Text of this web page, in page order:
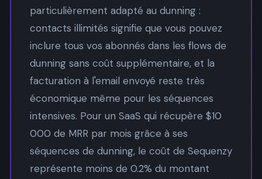
particulièrement adapté au dunning :
contacts illimités signifie que vous pouvez
inclure tous vos abonnés dans les flows de
dunning sans coût supplémentaire, et la
facturation à l'email envoyé reste très
économique même pour les séquences
intensives. Pour un SaaS qui récupère $10
000 de MRR par mois grâce à ses
séquences de dunning, le coût de Sequenzy
représente moins de 0.2% du montant